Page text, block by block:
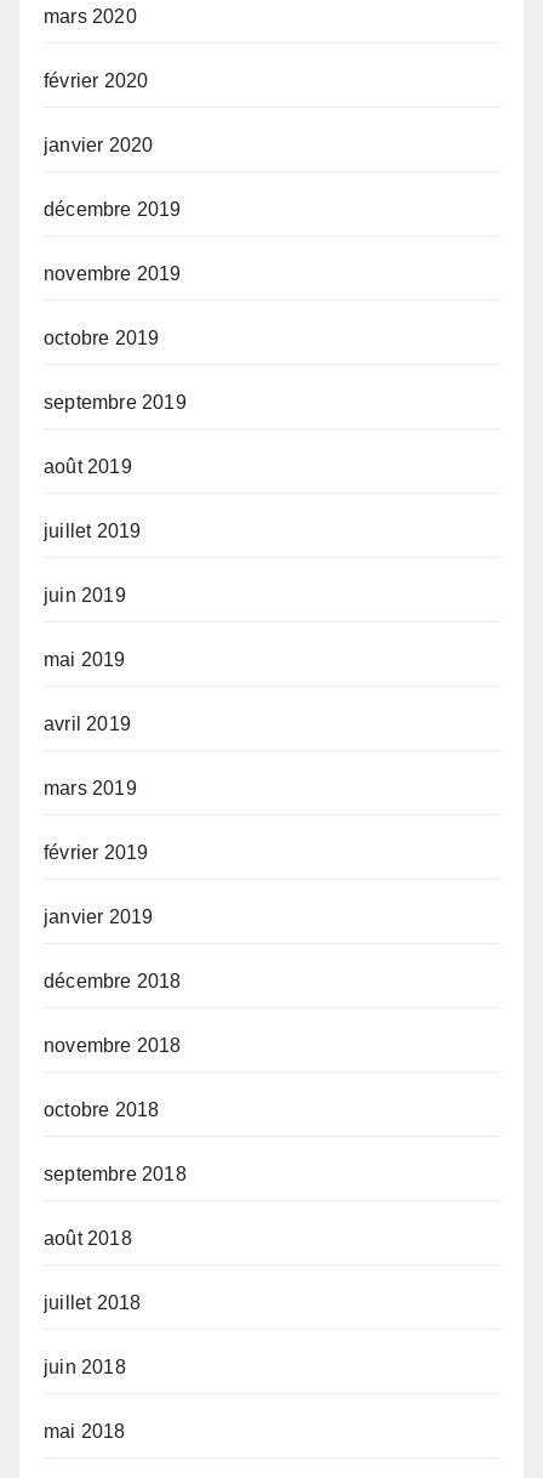
mars 2020
février 2020
janvier 2020
décembre 2019
novembre 2019
octobre 2019
septembre 2019
août 2019
juillet 2019
juin 2019
mai 2019
avril 2019
mars 2019
février 2019
janvier 2019
décembre 2018
novembre 2018
octobre 2018
septembre 2018
août 2018
juillet 2018
juin 2018
mai 2018